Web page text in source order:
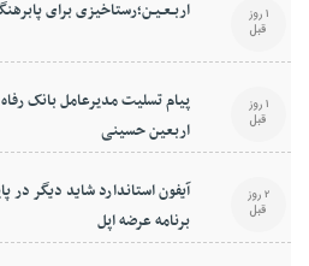
اربـعـیـن؛رستاخیزی برای 1 روز
قبل
پیام تسلیت مدیرعامل بانک
اربعین حسینی
1 روز
قبل
آیفون استاندارد شاید دیگر در
برنامه عرضه اپل
2 روز
قبل